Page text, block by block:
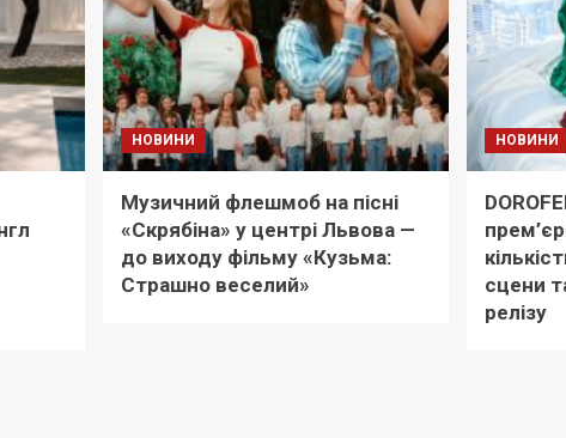
НОВИНИ
Музичний флешмоб на пісні
«Скрябіна» у центрі Львова —
до виходу фільму «Кузьма:
Страшно веселий»
НОВИНИ
сцени
релізу